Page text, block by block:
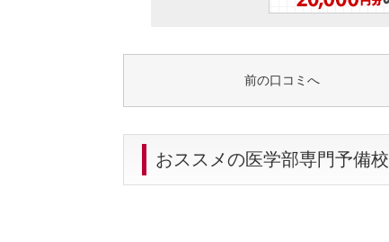
前の口コミへ
おススメの医学部専門予備